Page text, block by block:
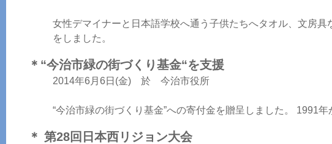
女性デマイナーと日本語学校へ通う子供たちへタオル、文房
をしました。
＊“今治市緑の街づくり基金“を支援
2014年6月6日(金) 於 今治市役所
“今治市緑の街づくり基金”への寄付金を贈呈しました。 1991
＊ 第28回日本西リジョン大会